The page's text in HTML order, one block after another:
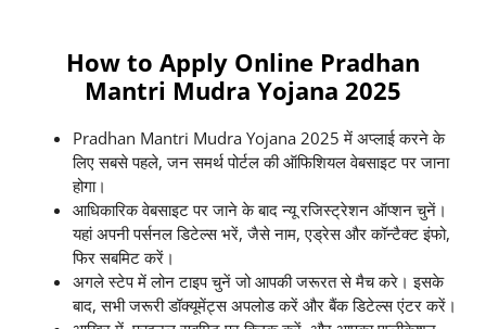
How to Apply Online Pradhan
Mantri Mudra Yojana 2025
Pradhan Mantri Mudra Yojana 2025 में अप्लाई करने के
लिए सबसे पहले, जन समर्थ पोर्टल की ऑफिशियल वेबसाइट पर जाना
होगा।
आधिकारिक वेबसाइट पर जाने के बाद न्यू रजिस्ट्रेशन ऑप्शन चुनें।
यहां अपनी पर्सनल डिटेल्स भरें, जैसे नाम, एड्रेस और कॉन्टैक्ट इंफो,
फिर सबमिट करें।
अगले स्टेप में लोन टाइप चुनें जो आपकी जरूरत से मैच करे। इसके
बाद, सभी जरूरी डॉक्यूमेंट्स अपलोड करें और बैंक डिटेल्स एंटर करें।